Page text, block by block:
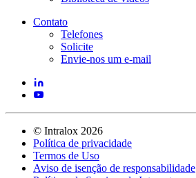
Contato
Telefones
Solicite
Envie-nos um e-mail
© Intralox 2026
Política de privacidade
Termos de Uso
Aviso de isenção de responsabilidade